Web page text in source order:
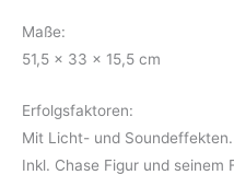
Maße:
51,5 x 33 x 15,5 cm
Erfolgsfaktoren:
Mit Licht- und Soundeffekten.
Inkl. Chase Figur und seinem